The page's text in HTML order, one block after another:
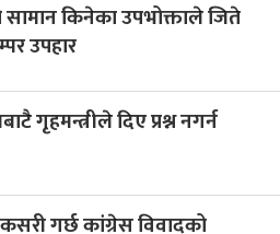
किनेका उपभोक्ताले जिते
उपहार
गृहमन्त्रीले दिए प्रश्न नगर्न
गर्छ कांग्रेस विवादको